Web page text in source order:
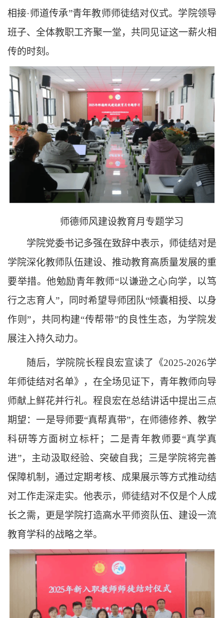
相接·师道传承”青年教师师徒结对仪式。学院领导
班子、全体教职工齐聚一堂，共同见证这一薪火相
传的时刻。
师德师风建设教育月专题学习
学院党委书记多强在致辞中表示，师徒结对是
学院深化教师队伍建设、推动教育高质量发展的重
要举措。他勉励青年教师“以谦逊之心向学，以笃
行之志育人”，同时希望导师团队“倾囊相授、以身
作则”，共同构建“传帮带”的良性生态，为学院发
展注入持久动力。
随后，学院院长程良宏宣读了《2025-2026学
年师徒结对名单》，在全场见证下，青年教师向导
师献上鲜花并行礼。程良宏在总结讲话中提出三点
期望：一是导师要“真帮真带”，在师德修养、教学
科研等方面树立标杆；二是青年教师要“真学真
进”，主动汲取经验、突破自我；三是学院将完善
保障机制，通过定期考核、成果展示等方式推动结
对工作走深走实。他表示，师徒结对不仅是个人成
长之需，更是学院打造高水平师资队伍、建设一流
教育学科的战略之举。